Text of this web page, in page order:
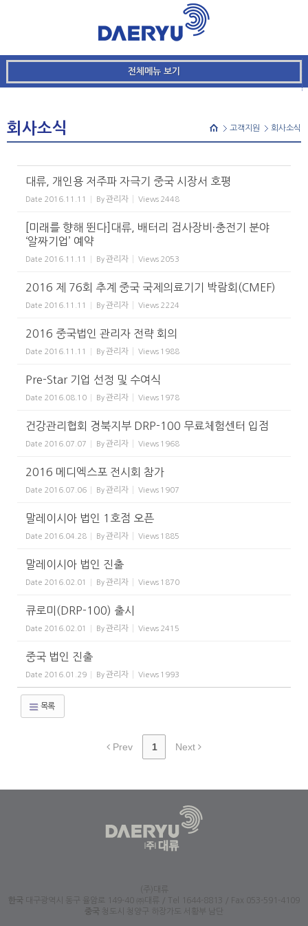
전체메뉴 보기
회사소식 고객지원 회사소식
대류, 개인용 저주파 자극기 중국 시장서 호평
Date 2016.11.11 By관리자 Views 2448
[미래를 향해 뛴다]대류, 배터리 검사장비·충전기 분야
‘알짜기업’ 예약
Date 2016.11.11 By관리자 Views 2053
2016 제 76회 추계 중국 국제의료기기 박람회(CMEF)
Date 2016.11.11 By관리자 Views 2224
2016 중국법인 관리자 전략 회의
Date 2016.11.11 By관리자 Views 1988
Pre-Star 기업 선정 및 수여식
Date 2016.08.10 By관리자 Views 1978
건강관리협회 경북지부 DRP-100 무료체험센터 입점
Date 2016.07.07 By관리자 Views 1968
2016 메디엑스포 전시회 참가
Date 2016.07.06 By관리자 Views 1907
말레이시아 법인 1호점 오픈
Date 2016.04.28 By관리자 Views 1885
말레이시아 법인 진출
Date 2016.02.01 By관리자 Views 1870
큐로미(DRP-100) 출시
Date 2016.02.01 By관리자 Views 2415
중국 법인 진출
Date 2016.01.29 By관리자 Views 1993
목록
Prev 1 Next
(주)대류
한국 대구광역시 동구 율암로 149-40 ㈜대류 / Tel 1644-8813 / Fax 053-591-4109
중국 청도시 청양구 하장가도 서황부 남단
Sketchbook5, 스케치북5
Sketchbook5, 스케치북5